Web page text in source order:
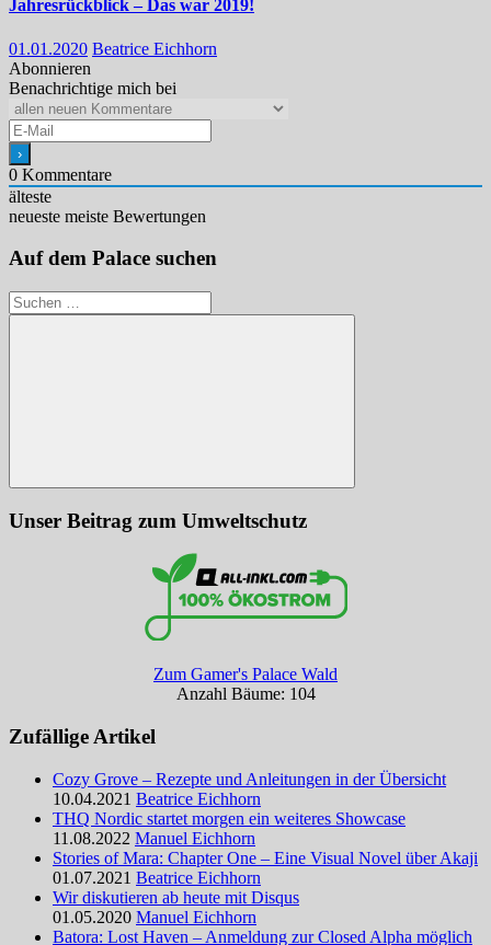
Jahresrückblick – Das war 2019!
01.01.2020 Beatrice Eichhorn
Abonnieren
Benachrichtige mich bei
0 Kommentare
älteste
neueste meiste Bewertungen
Auf dem Palace suchen
Suchen
nach:
Suchen
Unser Beitrag zum Umweltschutz
Zum Gamer's Palace Wald
Anzahl Bäume: 104
Zufällige Artikel
Cozy Grove – Rezepte und Anleitungen in der Übersicht
10.04.2021 Beatrice Eichhorn
THQ Nordic startet morgen ein weiteres Showcase
11.08.2022 Manuel Eichhorn
Stories of Mara: Chapter One – Eine Visual Novel über Akaji
01.07.2021 Beatrice Eichhorn
Wir diskutieren ab heute mit Disqus
01.05.2020 Manuel Eichhorn
Batora: Lost Haven – Anmeldung zur Closed Alpha möglich